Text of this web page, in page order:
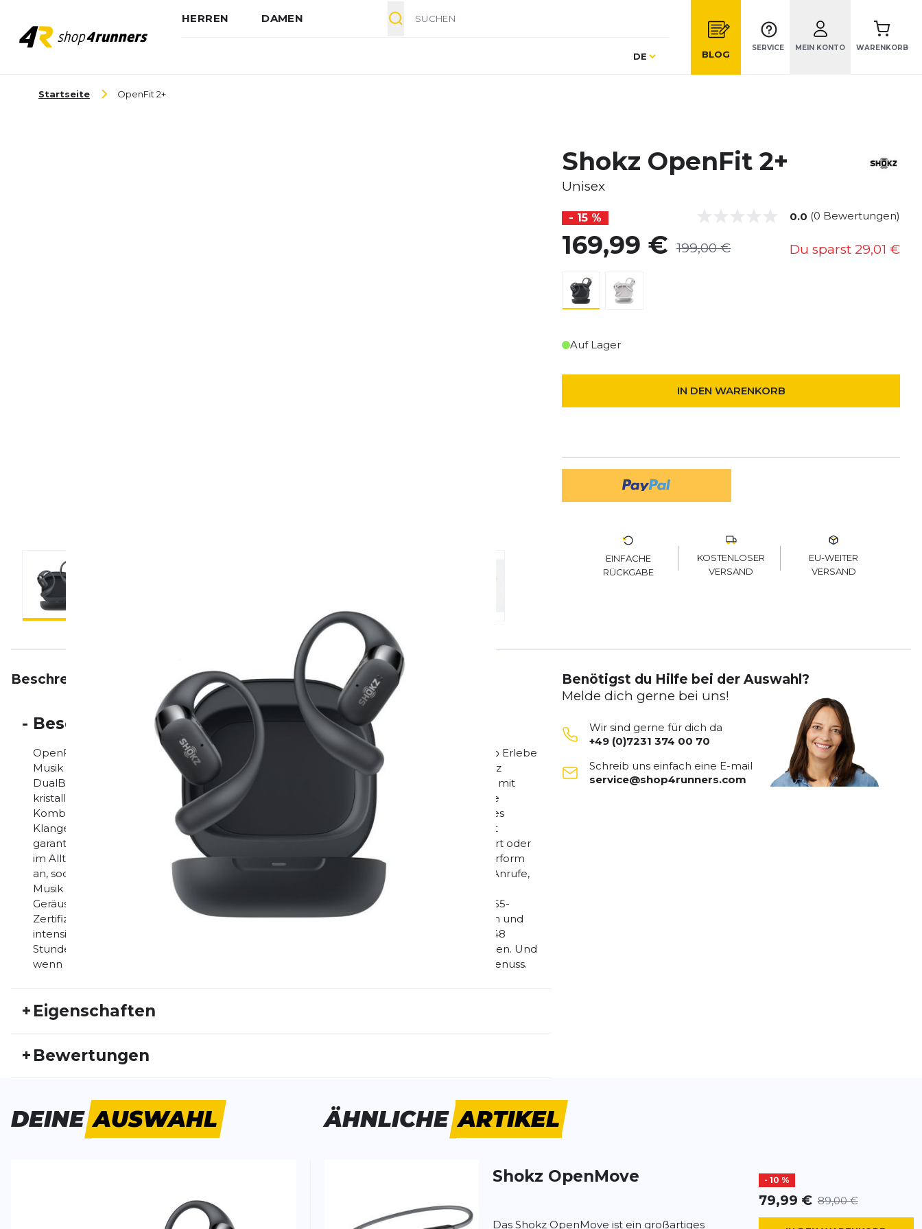
HERREN DAMEN
Sprache
DE BLOG
SERVICE MEIN KONTO WARENKORB
Startseite OpenFit 2+
Shokz OpenFit 2+
Unisex
- 15 % 0.0 (0 Bewertungen)
169,99 € 199,00 € Du sparst 29,01 €
Auf Lager
IN DEN WARENKORB
EINFACHE
RÜCKGABE
KOSTENLOSER
VERSAND
EU-WEITER
VERSAND
Beschreibung EigenschaftenBewertungen
- Beschreibung
OpenFit 2+ – Das ultimative Open-Ear-Hörerlebnis mit Shokz DualBoost und Dolby Audio Erlebe
Musik und Calls wie nie zuvor mit dem OpenFit 2+. Ausgestattet mit der innovativen Shokz
DualBoost-Technologie und Dolby Audio liefert er einen kraftvollen, dynamischen Sound mit
kristallklaren Höhen und satten, tiefen Bässen – ganz ohne Ohrstöpsel im Gehörgang. Die
Kombination aus zwei separaten Lautsprechern sorgt für ein lebendiges, konzertähnliches
Klangerlebnis. Das ergonomische Design mit der neuen ultraweichen Silikoninnenschicht
garantiert maximalen Komfort und sicheren Sitz – ideal für den ganzen Tag, ob beim Sport oder
im Alltag. Die flexible Nickel-Titan-Legierung im Ohrbügel passt sich perfekt an deine Ohrform
an, sodass nichts verrutscht. Mit den neuen physischen Multifunktionstasten steuerst du Anrufe,
Musik und Lautstärke präzise und intuitiv. Vier KI-gestützte Mikrofone mit aktiver
Geräuschunterdrückung sorgen für klare Anrufe, selbst in lauten Umgebungen. Dank IP55-
Zertifizierung ist der OpenFit 2+ wasser- und schweißresistent und hält so auch bei Regen und
intensivem Training durch. Mit bis zu 11 Stunden Akkulaufzeit pro Ladung und insgesamt 48
Stunden Spielzeit mit Ladehülle bist du den ganzen Tag lang mit deinem Sound verbunden. Und
wenn es mal schnell gehen muss, liefert eine 10-minütige Schnellladung 2 Stunden Hörgenuss.
+ Eigenschaften
Aktivitätstyp:
Laufen
+ Bewertungen
Bisher hat noch niemand dieses Produkt bewertet.
SCHREIBE EINE BEWERTUNG
Benötigst du Hilfe bei der Auswahl?
Melde dich gerne bei uns!
Wir sind gerne für dich da
+49 (0)7231 374 00 70
Schreib uns einfach eine E-mail
service@shop4runners.com
DEINEAUSWAHL ÄHNLICHEARTIKEL
Shokz OpenMove - 10 %
79,99 € 89,00 €
Das Shokz OpenMove ist ein großartiges